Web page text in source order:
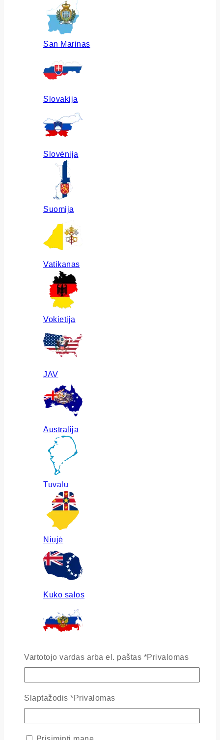
San Marinas
Slovakija
Slovėnija
Suomija
Vatikanas
Vokietija
JAV
Australija
Tuvalu
Niujė
Kuko salos
Vartotojo vardas arba el. paštas *Privalomas
Slaptažodis *Privalomas